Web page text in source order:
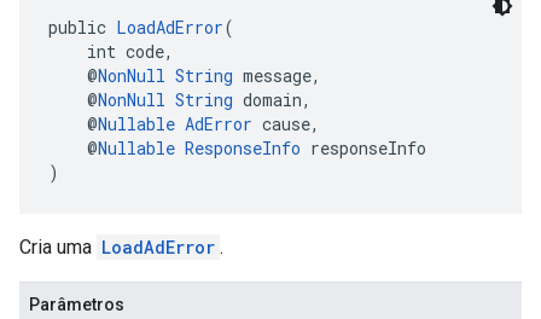
public LoadAdError(
int code,
@NonNull String message,
@NonNull String domain,
@Nullable AdError cause,
@Nullable ResponseInfo responseInfo
)
Cria uma LoadAdError .
Parâmetros